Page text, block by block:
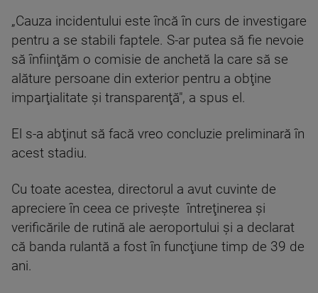
„Cauza incidentului este încă în curs de investigare
pentru a se stabili faptele. S-ar putea să fie nevoie
să înfiinţăm o comisie de anchetă la care să se
alăture persoane din exterior pentru a obţine
imparţialitate şi transparenţă", a spus el.
El s-a abţinut să facă vreo concluzie preliminară în
acest stadiu.
Cu toate acestea, directorul a avut cuvinte de
apreciere în ceea ce priveşte întreţinerea şi
verificările de rutină ale aeroportului şi a declarat
că banda rulantă a fost în funcţiune timp de 39 de
ani.